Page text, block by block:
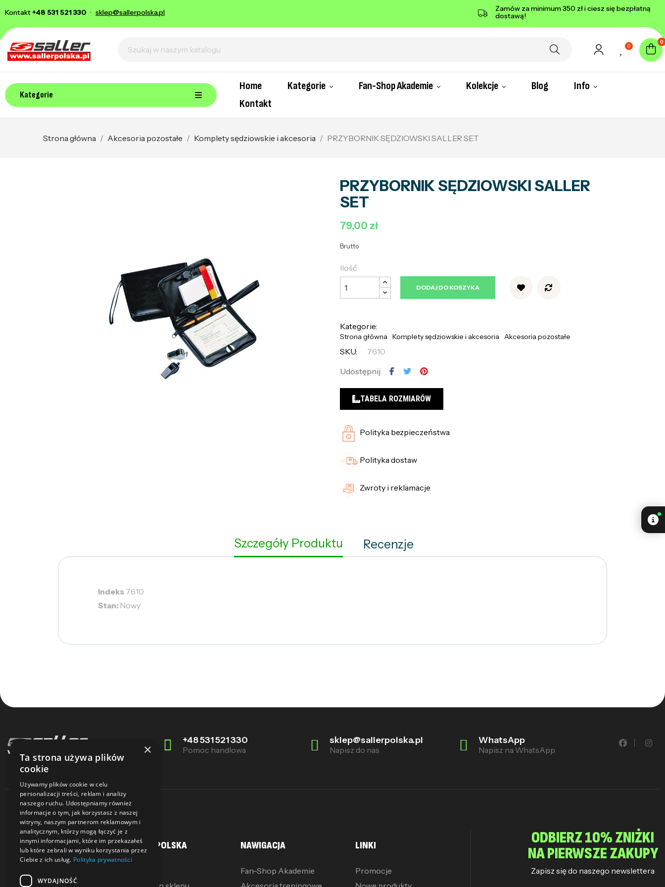
Kontakt+48 531 521 330 · sklep@sallerpolska.pl
Zamów za minimum 350 zł i ciesz się bezpłatną
dostawą!
0
0
Kategorie
Home Kategorie Fan-Shop Akademie Kolekcje Blog
Info
Kontakt
Strona główna Akcesoria pozostałe Komplety sędziowskie i akcesoria PRZYBORNIK SĘDZIOWSKI SALLER SET
PRZYBORNIK SĘDZIOWSKI SALLER
SET
79,00 zł
Brutto
Ilość
DODAJ DO KOSZYKA
Kategorie:
Strona główna Komplety sędziowskie i akcesoria Akcesoria pozostałe
SKU:
7610
Udostępnij
TABELA ROZMIARÓW
Polityka bezpieczeństwa
Polityka dostaw
Zwroty i reklamacje
Szczegóły Produktu Recenzje
Indeks 7610
Stan: Nowy
+48 531 521 330
Pomoc handlowa
sklep@sallerpolska.pl
Napisz do nas
WhatsApp
Napisz na WhatsApp
MOJE KONTO SALLER POLSKA NAWIGACJA
Fan-Shop Akademie
LINKI
Promocje
ODBIERZ 10% ZNIŻKI
NA PIERWSZE ZAKUPY
Zapisz się do naszego newslettera
×
Ta strona używa plików
cookie
Używamy plików cookie w celu
personalizacji treści, reklam i analizy
naszego ruchu. Udostępniamy również
informacje o tym, jak korzystasz z naszej
witryny, naszym partnerom reklamowym i
analitycznym, którzy mogą łączyć je z
innymi informacjami, które im przekazałeś
lub które zebrali w wyniku korzystania przez
Ciebie z ich usług. Polityka prywatności
WYDAJNOŚĆ